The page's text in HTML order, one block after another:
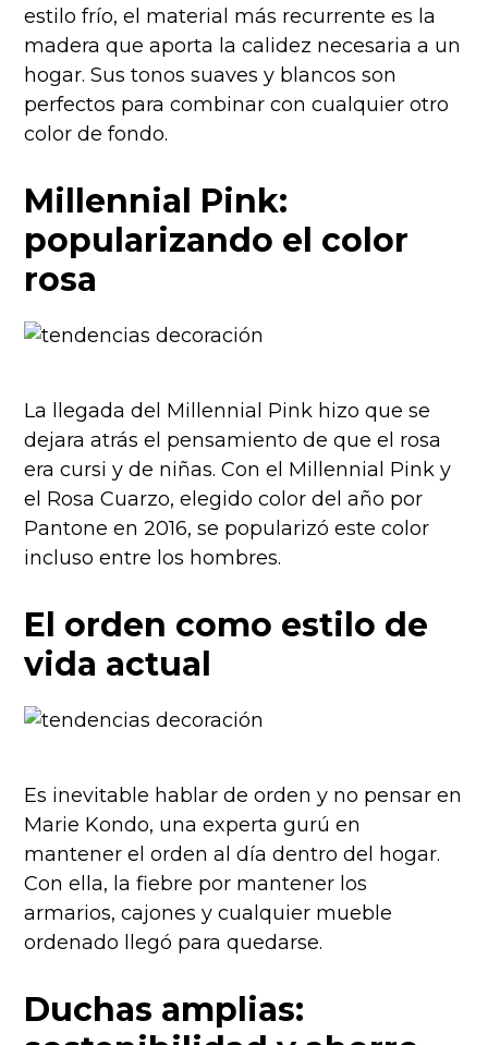
estilo frío, el material más recurrente es la
madera que aporta la calidez necesaria a un
hogar. Sus tonos suaves y blancos son
perfectos para combinar con cualquier otro
color de fondo.
Millennial Pink:
popularizando el color
rosa
La llegada del Millennial Pink hizo que se
dejara atrás el pensamiento de que el rosa
era cursi y de niñas. Con el Millennial Pink y
el Rosa Cuarzo, elegido color del año por
Pantone en 2016, se popularizó este color
incluso entre los hombres.
El orden como estilo de
vida actual
Es inevitable hablar de orden y no pensar en
Marie Kondo, una experta gurú en
mantener el orden al día dentro del hogar.
Con ella, la fiebre por mantener los
armarios, cajones y cualquier mueble
ordenado llegó para quedarse.
Duchas amplias: